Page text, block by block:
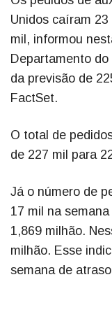
Unidos caíram
mil, informou
Departamento
da previsão de
FactSet.
O total de
de 227 mil para
Já o número de
17 mil na
1,869 milhão.
milhão. Esse
semana de